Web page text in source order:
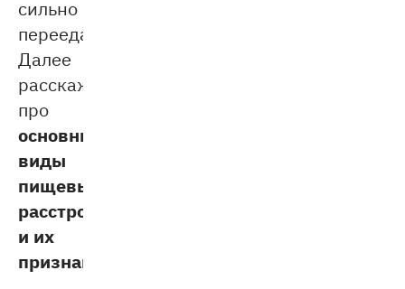
сильно
переедает.
Далее
расскажем
про
основные
виды
пищевых
расстройств
и их
признаки.